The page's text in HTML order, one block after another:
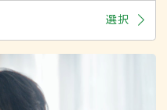
選択